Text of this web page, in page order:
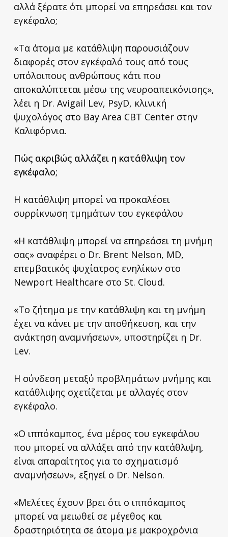
αλλά ξέρατε ότι μπορεί να επηρεάσει και τον
εγκέφαλο;
«Τα άτομα με κατάθλιψη παρουσιάζουν
διαφορές στον εγκέφαλό τους από τους
υπόλοιπους ανθρώπους κάτι που
αποκαλύπτεται μέσω της νευροαπεικόνισης»,
λέει η Dr. Avigail Lev, PsyD, κλινική
ψυχολόγος στο Bay Area CBT Center στην
Καλιφόρνια.
Πώς ακριβώς αλλάζει η κατάθλιψη τον
εγκέφαλο;
Η κατάθλιψη μπορεί να προκαλέσει
συρρίκνωση τμημάτων του εγκεφάλου
«Η κατάθλιψη μπορεί να επηρεάσει τη μνήμη
σας» αναφέρει ο Dr. Brent Nelson, MD,
επεμβατικός ψυχίατρος ενηλίκων στο
Newport Healthcare στο St. Cloud.
«Το ζήτημα με την κατάθλιψη και τη μνήμη
έχει να κάνει με την αποθήκευση, και την
ανάκτηση αναμνήσεων», υποστηρίζει η Dr.
Lev.
Η σύνδεση μεταξύ προβλημάτων μνήμης και
κατάθλιψης σχετίζεται με αλλαγές στον
εγκέφαλο.
«Ο ιππόκαμπος, ένα μέρος του εγκεφάλου
που μπορεί να αλλάξει από την κατάθλιψη,
είναι απαραίτητος για το σχηματισμό
αναμνήσεων», εξηγεί ο Dr. Nelson.
«Μελέτες έχουν βρει ότι ο ιππόκαμπος
μπορεί να μειωθεί σε μέγεθος και
δραστηριότητα σε άτομα με μακροχρόνια